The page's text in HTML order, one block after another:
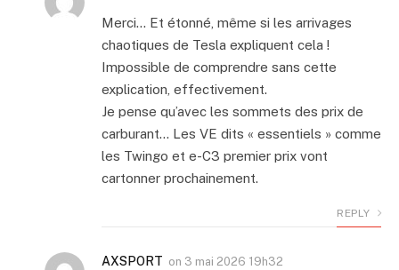
Merci… Et étonné, même si les arrivages
chaotiques de Tesla expliquent cela !
Impossible de comprendre sans cette
explication, effectivement.
Je pense qu’avec les sommets des prix de
carburant… Les VE dits « essentiels » comme
les Twingo et e-C3 premier prix vont
cartonner prochainement.
REPLY
AXSPORT on 3 mai 2026 19h32